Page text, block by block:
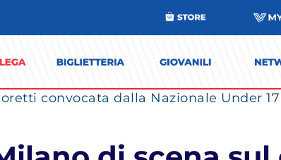
convocata dalla Nazionale Under